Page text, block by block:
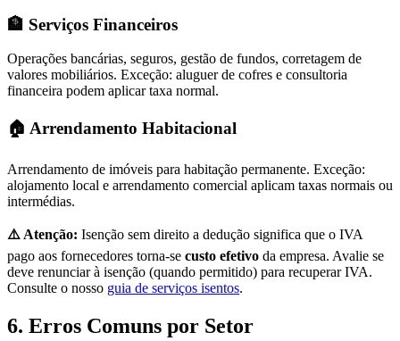
🏦 Serviços Financeiros
Operações bancárias, seguros, gestão de fundos, corretagem de
valores mobiliários. Exceção: aluguer de cofres e consultoria
financeira podem aplicar taxa normal.
🏠 Arrendamento Habitacional
Arrendamento de imóveis para habitação permanente. Exceção:
alojamento local e arrendamento comercial aplicam taxas normais ou
intermédias.
⚠️ Atenção: Isenção sem direito a dedução significa que o IVA
pago aos fornecedores torna-se custo efetivo da empresa. Avalie se
deve renunciar à isenção (quando permitido) para recuperar IVA.
Consulte o nosso guia de serviços isentos.
6. Erros Comuns por Setor